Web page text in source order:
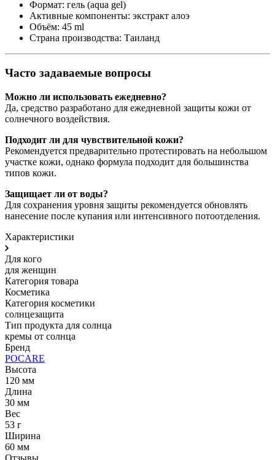
Формат: гель (aqua gel)
Активные компоненты: экстракт алоэ
Объём: 45 ml
Страна производства: Таиланд
Часто задаваемые вопросы
Можно ли использовать ежедневно?
Да, средство разработано для ежедневной защиты кожи от
солнечного воздействия.
Подходит ли для чувствительной кожи?
Рекомендуется предварительно протестировать на небольшом
участке кожи, однако формула подходит для большинства
типов кожи.
Защищает ли от воды?
Для сохранения уровня защиты рекомендуется обновлять
нанесение после купания или интенсивного потоотделения.
Характеристики
Для кого
для женщин
Категория товара
Косметика
Категория косметики
солнцезащита
Тип продукта для солнца
кремы от солнца
Бренд
POCARE
Высота
120 мм
Длина
30 мм
Вес
53 г
Ширина
60 мм
Отзывы